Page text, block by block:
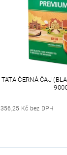
TATA ČERNÁ ČAJ
356,25 Kč bez DPH